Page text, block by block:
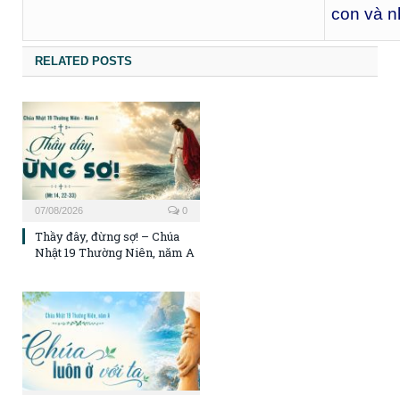
con và
RELATED POSTS
07/08/2026 0
Thầy đây, đừng sợ! – Chúa
Nhật 19 Thường Niên, năm A